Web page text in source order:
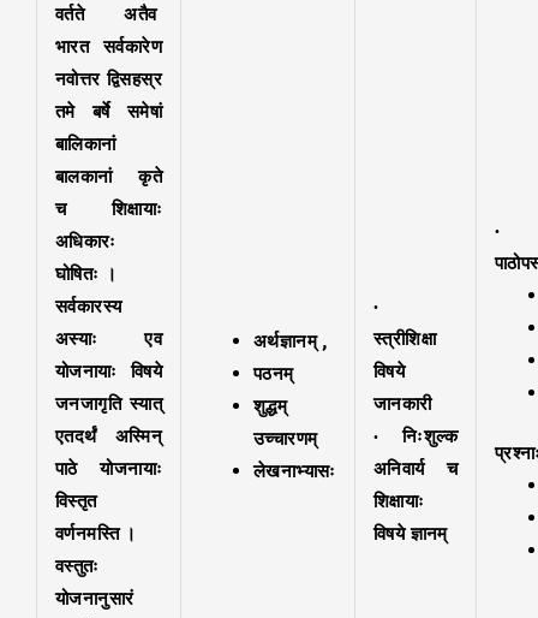
वर्तते अतैव
भारत सर्वकारेण
नवोत्तर द्विसहस्र
तमे बर्षे समेषां
बालिकानां
बालकानां कृते
च शिक्षायाः
अधिकारः
घोषितः ।
सर्वकारस्य
अस्याः एव
योजनायाः विषये
जनजागृति स्यात्
एतदर्थं अस्मिन्
पाठे योजनायाः
विस्तृत
वर्णनमस्ति ।
वस्तुतः
योजनानुसारं
अर्थज्ञानम् ,
पठनम्
शुद्धम्
उच्चारणम्
लेखनाभ्यासः
·
स्त्रीशिक्षा
विषये
जानकारी
· निःशुल्क
अनिवार्य च
शिक्षायाः
विषये ज्ञानम्
·